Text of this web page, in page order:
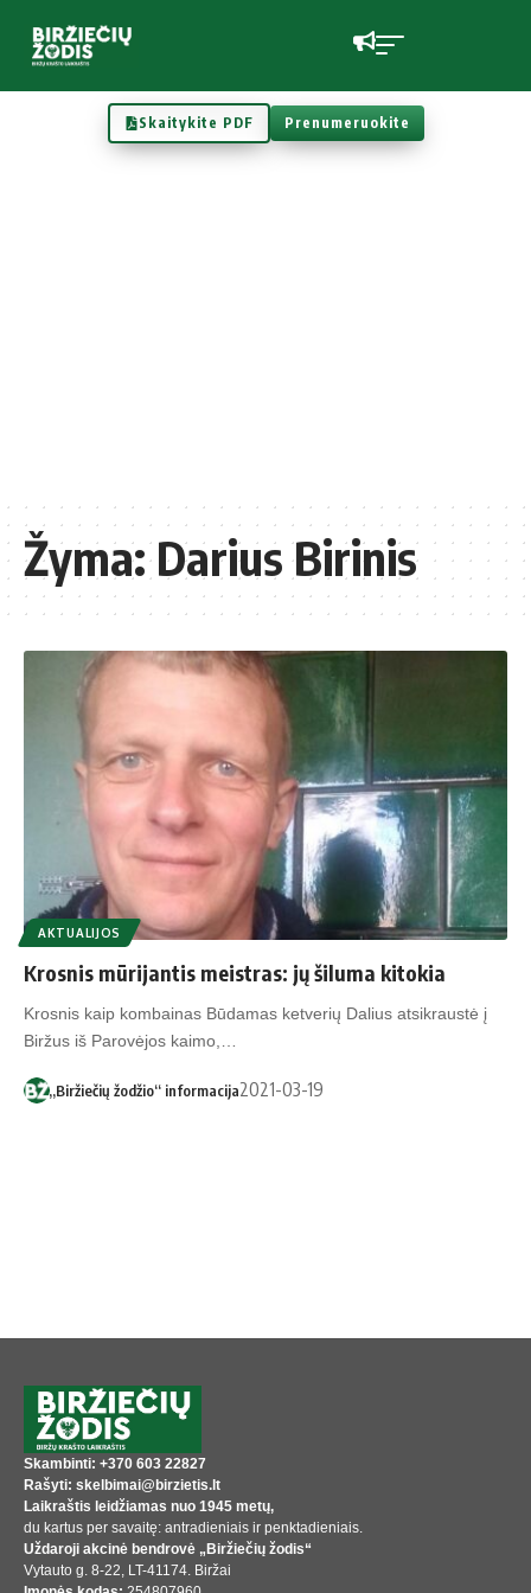
Skaitykite PDF Prenumeruokite
Žyma:Darius Birinis
AKTUALIJOS
Krosnis mūrijantis meistras: jų šiluma kitokia
Krosnis kaip kombainas Būdamas ketverių Dalius atsikraustė į
Biržus iš Parovėjos kaimo,…
„Biržiečių žodžio“ informacija2021-03-19
Skambinti: +370 603 22827
Rašyti: skelbimai@birzietis.lt
Laikraštis leidžiamas nuo 1945 metų,
du kartus per savaitę: antradieniais ir penktadieniais.
Uždaroji akcinė bendrovė „Biržiečių žodis“
Vytauto g. 8-22, LT-41174. Biržai